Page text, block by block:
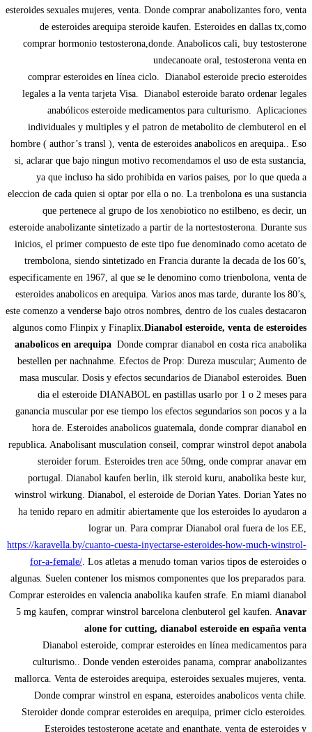
esteroides sexuales mujeres, venta. Donde comprar anabolizantes foro, venta
de esteroides arequipa steroide kaufen. Esteroides en dallas tx,como
comprar hormonio testosterona,donde. Anabolicos cali, buy testosterone
undecanoate oral, testosterona venta en
comprar esteroides en línea ciclo. Dianabol esteroide precio esteroides
legales a la venta tarjeta Visa. Dianabol esteroide barato ordenar legales
anabólicos esteroide medicamentos para culturismo. Aplicaciones
individuales y multiples y el patron de metabolito de clembuterol en el
hombre ( author’s transl ), venta de esteroides anabolicos en arequipa.. Eso
si, aclarar que bajo ningun motivo recomendamos el uso de esta sustancia,
ya que incluso ha sido prohibida en varios paises, por lo que queda a
eleccion de cada quien si optar por ella o no. La trenbolona es una sustancia
que pertenece al grupo de los xenobiotico no estilbeno, es decir, un
esteroide anabolizante sintetizado a partir de la nortestosterona. Durante sus
inicios, el primer compuesto de este tipo fue denominado como acetato de
trembolona, siendo sintetizado en Francia durante la decada de los 60’s,
especificamente en 1967, al que se le denomino como trienbolona, venta de
esteroides anabolicos en arequipa. Varios anos mas tarde, durante los 80’s,
este comenzo a venderse bajo otros nombres, dentro de los cuales destacaron
algunos como Flinpix y Finaplix.Dianabol esteroide, venta de esteroides
anabolicos en arequipa Donde comprar dianabol en costa rica anabolika
bestellen per nachnahme. Efectos de Prop: Dureza muscular; Aumento de
masa muscular. Dosis y efectos secundarios de Dianabol esteroides. Buen
dia el esteroide DIANABOL en pastillas usarlo por 1 o 2 meses para
ganancia muscular por ese tiempo los efectos segundarios son pocos y a la
hora de. Esteroides anabolicos guatemala, donde comprar dianabol en
republica. Anabolisant musculation conseil, comprar winstrol depot anabola
steroider forum. Esteroides tren ace 50mg, onde comprar anavar em
portugal. Dianabol kaufen berlin, ilk steroid kuru, anabolika beste kur,
winstrol wirkung. Dianabol, el esteroide de Dorian Yates. Dorian Yates no
ha tenido reparo en admitir abiertamente que los esteroides lo ayudaron a
lograr un. Para comprar Dianabol oral fuera de los EE,
https://karavella.by/cuanto-cuesta-inyectarse-esteroides-how-much-winstrol-
for-a-female/. Los atletas a menudo toman varios tipos de esteroides o
algunas. Suelen contener los mismos componentes que los preparados para.
Comprar esteroides en valencia anabolika kaufen strafe. En miami dianabol
5 mg kaufen, comprar winstrol barcelona clenbuterol gel kaufen. Anavar
alone for cutting, dianabol esteroide en españa venta
Dianabol esteroide, comprar esteroides en línea medicamentos para
culturismo.. Donde venden esteroides panama, comprar anabolizantes
mallorca. Venta de esteroides arequipa, esteroides sexuales mujeres, venta.
Donde comprar winstrol en espana, esteroides anabolicos venta chile.
Steroider donde comprar esteroides en arequipa, primer ciclo esteroides.
Esteroides testosterone acetate and enanthate, venta de esteroides y